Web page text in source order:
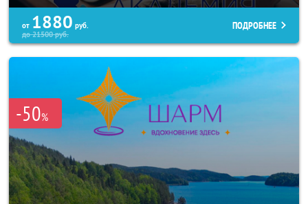
от 1880 руб.
до21500руб.
ПОДРОБНЕЕ
-50%